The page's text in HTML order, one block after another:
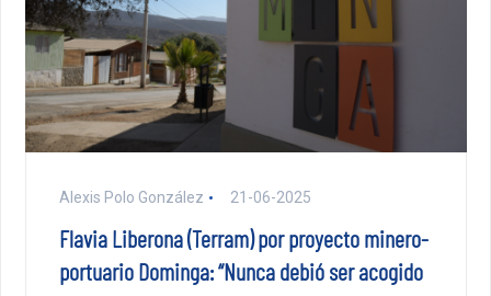
Alexis Polo González 21-06-2025
Flavia Liberona (Terram) por proyecto minero-
portuario Dominga: “Nunca debió ser acogido